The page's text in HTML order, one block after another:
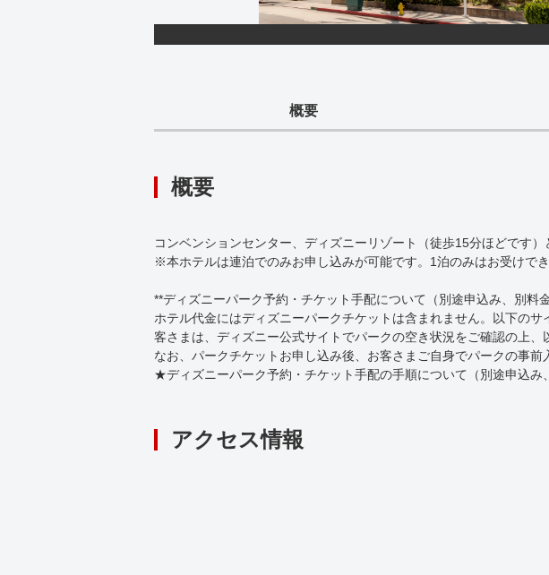
概要
概要
コンベンションセンター、ディズニーリゾート（徒歩15分ほどです
※本ホテルは連泊でのみお申し込みが可能です。1泊のみはお受けでき
**ディズニーパーク予約・チケット手配について（別途申込み、別料
ホテル代金にはディズニーパークチケットは含まれません。以下の
客さまは、ディズニー公式サイトでパークの空き状況をご確認の上
なお、パークチケットお申し込み後、お客さまご自身でパークの事
★ディズニーパーク予約・チケット手配の手順について（別途申込
アクセス情報